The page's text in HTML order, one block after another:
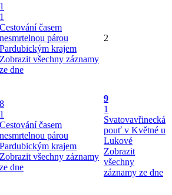
1
1
Cestování časem
nesmrtelnou párou
Pardubickým krajem
Zobrazit všechny záznamy
ze dne
2
8
1
Cestování časem
nesmrtelnou párou
Pardubickým krajem
Zobrazit všechny záznamy
ze dne
9
1
Svatovavřinecká
pouť v Květné u
Lukové
Zobrazit
všechny
záznamy ze dne